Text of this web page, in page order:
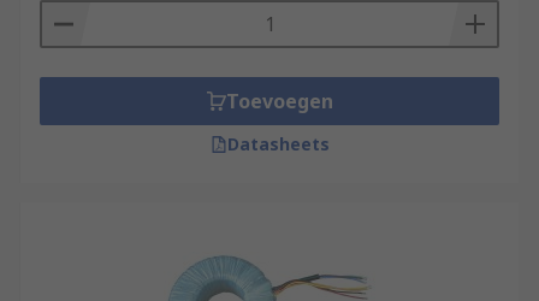
Toevoegen
Datasheets